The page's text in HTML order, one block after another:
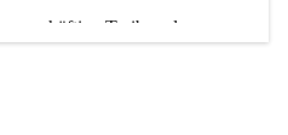
geschäftige Treiben der